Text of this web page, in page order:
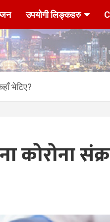
उपयोगी लिङ्कहरु
भेटिए?
कोरोना